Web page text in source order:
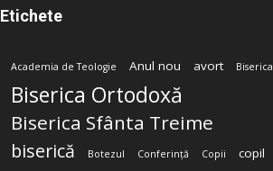
Etichete
Academia de Teologie Anul nou avort Biserica
Biserica Ortodoxă
Biserica Sfânta Treime
biserică Botezul Conferință Copii
copil